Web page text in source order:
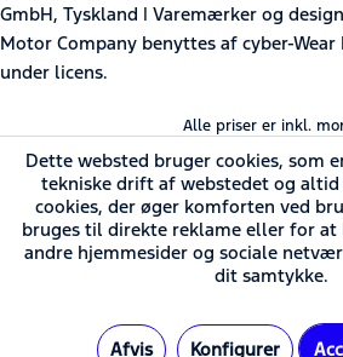
GmbH, Tyskland | Varemærker og
Motor Company benyttes af cyber-Wear
under licens.
Alle priser er inkl.
Dette websted bruger cookies, som
tekniske drift af webstedet og
cookies, der øger komforten ved
bruges til direkte reklame eller for
andre hjemmesider og sociale
dit samtykke.
Afvis Konfigurer